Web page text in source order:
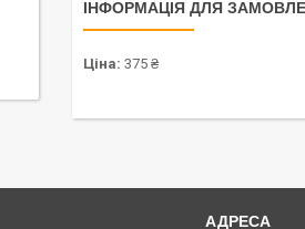
ІНФОРМАЦІЯ ДЛЯ
Ціна: 375 ₴